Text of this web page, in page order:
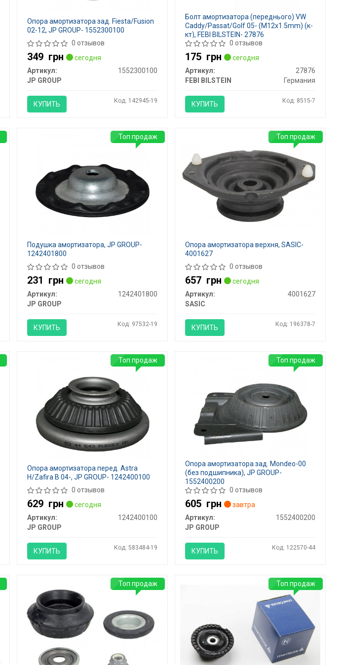
Опора амортизатора зад. Fiesta/Fusion
02-12, JP GROUP- 1552300100
0 отзывов
349 грн
сегодня
Артикул:
1552300100
JP GROUP
КУПИТЬ Код: 142945-19
Болт амортизатора (переднього) VW
Caddy/Passat/Golf 05- (M12x1.5mm) (к-
кт), FEBI BILSTEIN- 27876
0 отзывов
175 грн
сегодня
Артикул:
27876
FEBI BILSTEIN
Германия
КУПИТЬ Код: 8515-7
Подушка амортизатора, JP GROUP-
1242401800
0 отзывов
231 грн
сегодня
Артикул:
1242401800
JP GROUP
КУПИТЬ Код: 97532-19
Топ продаж
Опора амортизатора верхня, SASIC-
4001627
0 отзывов
657 грн
сегодня
Артикул:
4001627
SASIC
КУПИТЬ Код: 196378-7
Топ продаж
Опора амортизатора перед. Astra
H/Zafira B 04-, JP GROUP- 1242400100
0 отзывов
629 грн
сегодня
Артикул:
1242400100
JP GROUP
КУПИТЬ Код: 583484-19
Топ продаж
Опора амортизатора зад. Mondeo-00
(без подшипника), JP GROUP-
1552400200
0 отзывов
605 грн
завтра
Артикул:
1552400200
JP GROUP
КУПИТЬ Код: 122570-44
Топ продаж
Топ продаж Топ продаж